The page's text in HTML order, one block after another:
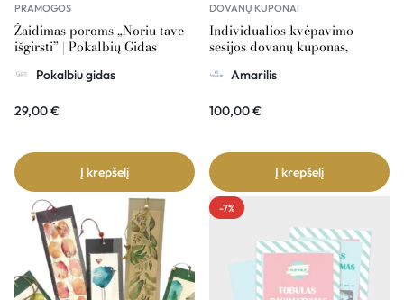
PRAMOGOS
Žaidimas poroms „Noriu tave
išgirsti” | Pokalbių Gidas
Pokalbiu gidas
29,00€
Į krepšelį
DOVANŲ KUPONAI
Individualios kvėpavimo
sesijos dovanų kuponas,
Amarilis
100,00€
Į krepšelį
-7%